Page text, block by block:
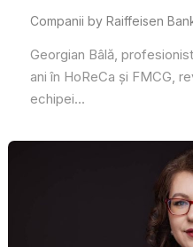
Companii by Raiffeisen
Georgian Bâlă,
ani în HoReCa și FMCG,
echipei...